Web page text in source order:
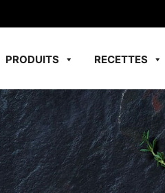
PRODUITS RECETTES